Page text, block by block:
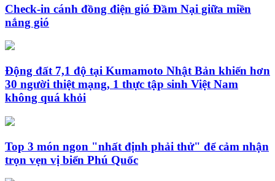
Check-in cánh đồng điện gió Đầm Nại giữa miền
nắng gió
Động đất 7,1 độ tại Kumamoto Nhật Bản khiến hơn
30 người thiệt mạng, 1 thực tập sinh Việt Nam
không quá khỏi
Top 3 món ngon "nhất định phải thử" để cảm nhận
trọn vẹn vị biển Phú Quốc